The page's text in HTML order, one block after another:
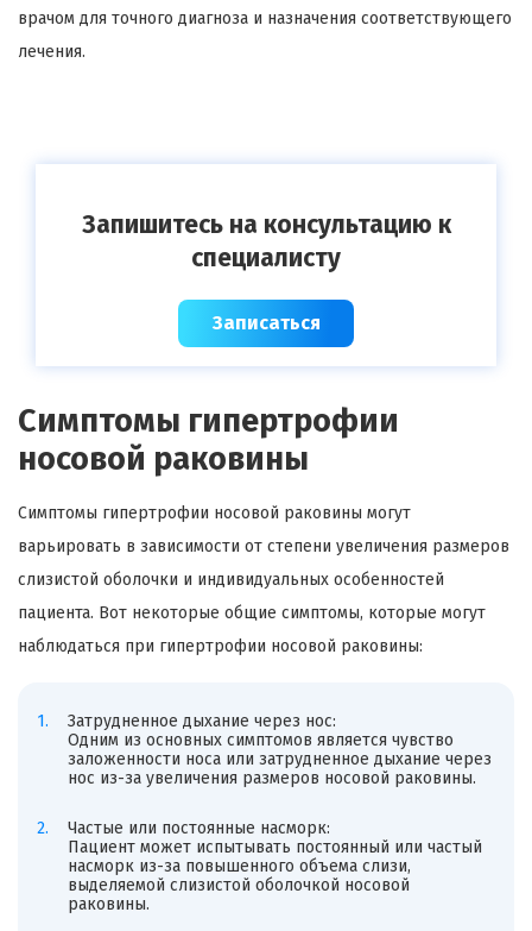
врачом для точного диагноза и назначения соответствующего
лечения.
Запишитесь на консультацию к
специалисту
Записаться
Симптомы гипертрофии
носовой раковины
Симптомы гипертрофии носовой раковины могут
варьировать в зависимости от степени увеличения размеров
слизистой оболочки и индивидуальных особенностей
пациента. Вот некоторые общие симптомы, которые могут
наблюдаться при гипертрофии носовой раковины:
Затрудненное дыхание через нос:
Одним из основных симптомов является чувство
заложенности носа или затрудненное дыхание через
нос из-за увеличения размеров носовой раковины.
Частые или постоянные насморк:
Пациент может испытывать постоянный или частый
насморк из-за повышенного объема слизи,
выделяемой слизистой оболочкой носовой
раковины.